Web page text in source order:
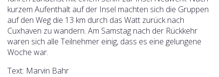
kurzem Aufenthalt auf der Insel machten sich die Gruppen
auf den Weg die 13 km durch das Watt zurück nach
Cuxhaven zu wandern. Am Samstag nach der Rückkehr
waren sich alle Teilnehmer einig, dass es eine gelungene
Woche war.
Text: Marvin Bahr